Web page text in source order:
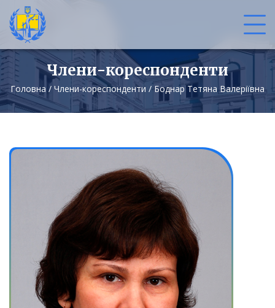
Члени-кореспонденти
Головна / Члени-кореспонденти / Боднар Тетяна Валеріївна